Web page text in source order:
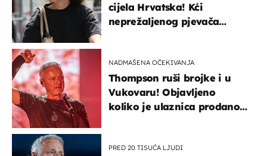
cijela Hrvatska! Kći
neprežaljenog pjevača
NADMAŠENA OČEKIVANJA
Thompson ruši brojke i u
Vukovaru! Objavljeno
koliko je ulaznica prodano
PRED 20 TISUĆA LJUDI